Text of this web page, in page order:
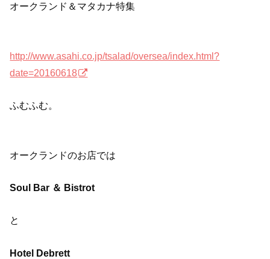
オークランド＆マタカナ特集
http://www.asahi.co.jp/tsalad/oversea/index.html?
date=20160618
ふむふむ。
オークランドのお店では
Soul Bar ＆ Bistrot
と
Hotel Debrett